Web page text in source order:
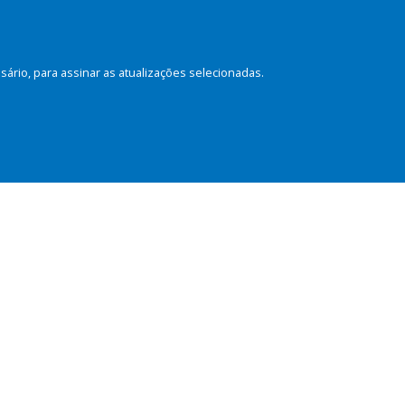
para assinar as atualizações selecionadas.